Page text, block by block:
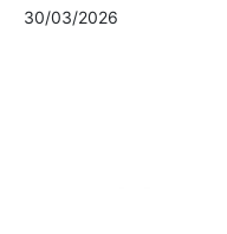
30/03/2026